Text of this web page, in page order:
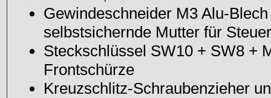
Gewindeschneider M3 Alu-
selbstsichernde Mutter für
Steckschlüssel SW10 + SW8 +
Frontschürze
Kreuzschlitz-Schraubenzieher